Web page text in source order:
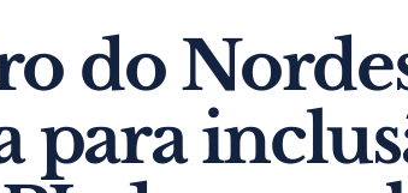
do
para